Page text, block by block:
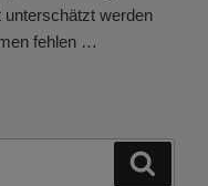
unterschätzt werden
fehlen …